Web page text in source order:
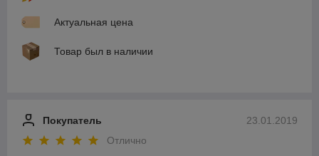
Актуальная цена
Товар был в наличии
23.01.2019
Покупатель
Отлично